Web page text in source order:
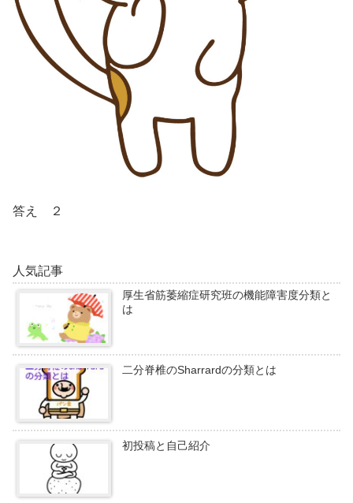
答え ２
人気記事
厚生省筋萎縮症研究班の機能障害度分類と
は
二分脊椎のSharrardの分類とは
初投稿と自己紹介